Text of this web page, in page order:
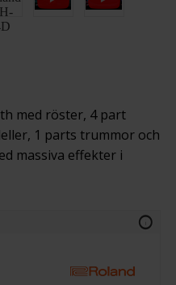
med röster, 4 part
1 parts trummor och
massiva effekter i
info